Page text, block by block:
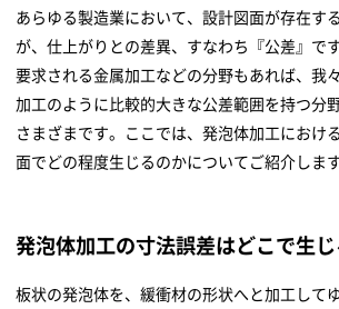
あらゆる製造業において、設計図面が存在す
が、仕上がりとの差異、すなわち『公差』で
要求される金属加工などの分野もあれば、我
加工のように比較的大きな公差範囲を持つ分
さまざまです。ここでは、発泡体加工におけ
面でどの程度生じるのかについてご紹介します
発泡体加工の寸法誤差はどこで生
板状の発泡体を、緩衝材の形状へと加工して